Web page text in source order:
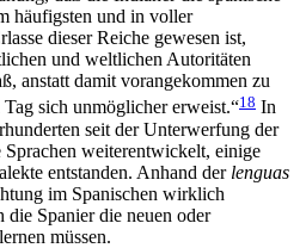
häufigsten und in voller
dieser Reiche gewesen ist,
und weltlichen Autoritäten
anstatt damit vorangekommen zu
sich unmöglicher erweist.“18 In
seit der Unterwerfung der
weiterentwickelt, einige
entstanden. Anhand der lenguas
im Spanischen wirklich
Spanier die neuen oder
müssen.